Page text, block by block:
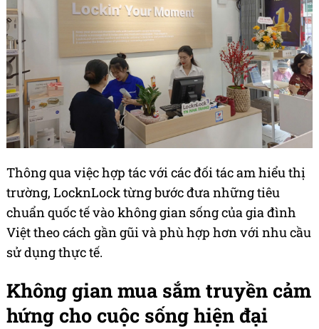
Thông qua việc hợp tác với các đối tác am hiểu thị
trường, LocknLock từng bước đưa những tiêu
chuẩn quốc tế vào không gian sống của gia đình
Việt theo cách gần gũi và phù hợp hơn với nhu cầu
sử dụng thực tế.
Không gian mua sắm truyền cảm
hứng cho cuộc sống hiện đại